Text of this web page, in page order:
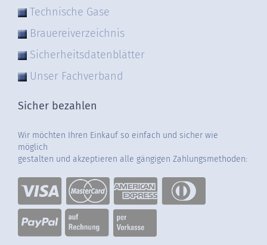
Technische Gase
Brauereiverzeichnis
Sicherheitsdatenblätter
Unser Fachverband
Sicher bezahlen
Wir möchten Ihren Einkauf so einfach und sicher wie
möglich
gestalten und akzeptieren alle gängigen Zahlungsmethoden: